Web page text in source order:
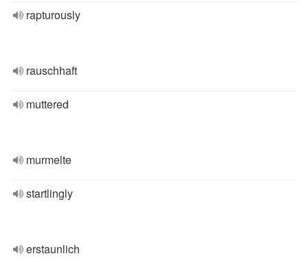
rapturously
rauschhaft
muttered
murmelte
startlingly
erstaunlich